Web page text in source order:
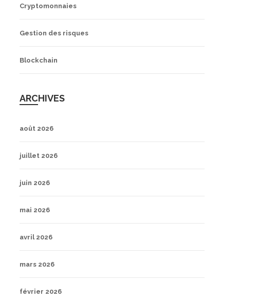
Cryptomonnaies
Gestion des risques
Blockchain
ARCHIVES
août 2026
juillet 2026
juin 2026
mai 2026
avril 2026
mars 2026
février 2026